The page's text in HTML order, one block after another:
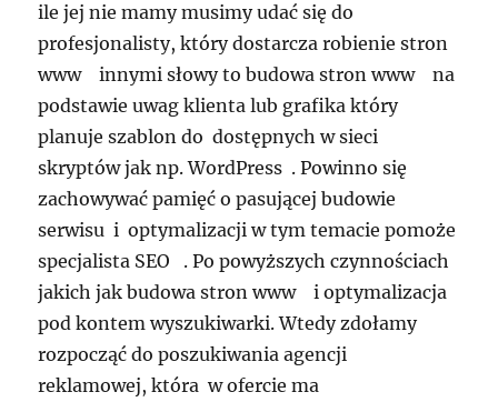
ile jej nie mamy musimy udać się do
profesjonalisty, który dostarcza robienie stron
www innymi słowy to budowa stron www na
podstawie uwag klienta lub grafika który
planuje szablon do dostępnych w sieci
skryptów jak np. WordPress . Powinno się
zachowywać pamięć o pasującej budowie
serwisu i optymalizacji w tym temacie pomoże
specjalista SEO . Po powyższych czynnościach
jakich jak budowa stron www i optymalizacja
pod kontem wyszukiwarki. Wtedy zdołamy
rozpocząć do poszukiwania agencji
reklamowej, która w ofercie ma